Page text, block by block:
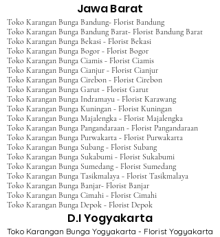
Jawa Barat
Toko Karangan Bunga Bandung- Florist Bandung
Toko Karangan Bunga Bandung Barat- Florist Bandung Barat
Toko Karangan Bunga Bekasi - Florist Bekasi
Toko Karangan Bunga Bogor - Florist Bogor
Toko Karangan Bunga Ciamis - Florist Ciamis
Toko Karangan Bunga Cianjur - Florist Cianjur
Toko Karangan Bunga Cirebon - Florist Cirebon
Toko Karangan Bunga Garut - Florist Garut
Toko Karangan Bunga Indramayu - Florist Karawang
Toko Karangan Bunga Kuningan - Florist Kuningan
Toko Karangan Bunga Majalengka - Florist Majalengka
Toko Karangan Bunga Pangandaraan - Florist Pangandaraan
Toko Karangan Bunga Purwakarta - Florist Purwakarta
Toko Karangan Bunga Subang - Florist Subang
Toko Karangan Bunga Sukabumi - Florist Sukabumi
Toko Karangan Bunga Sumedang - Florist Sumedang
Toko Karangan Bunga Tasikmalaya - Florist Tasikmalaya
Toko Karangan Bunga Banjar- Florist Banjar
Toko Karangan Bunga Cimahi - Florist Cimahi
Toko Karangan Bunga Depok - Florist Depok
D.I Yogyakarta
Toko Karangan Bunga Yogyakarta - Florist Yogyakarta